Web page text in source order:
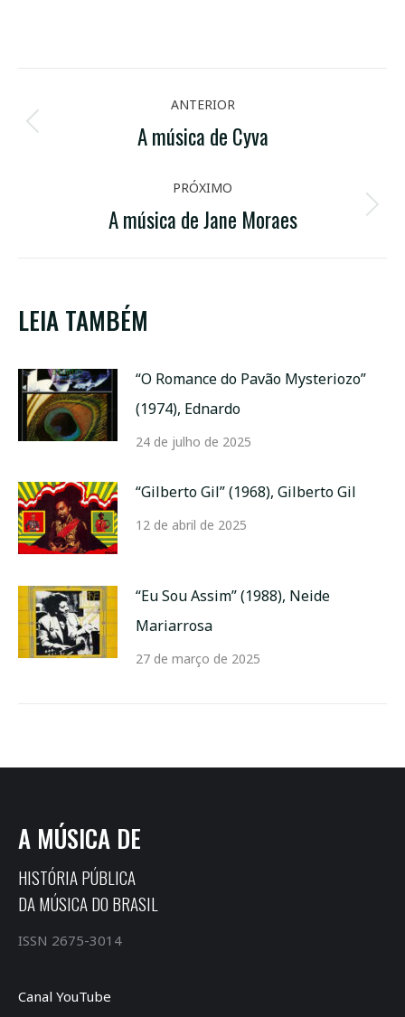
NAVEGAÇÃO
DE
ANTERIOR
Post
A música de Cyva
PRÓXIMO
Próximo
A música de Jane Moraes
LEIA TAMBÉM
“O Romance do Pavão Mysteriozo”
(1974), Ednardo
24 de julho de 2025
“Gilberto Gil” (1968), Gilberto Gil
12 de abril de 2025
“Eu Sou Assim” (1988), Neide
Mariarrosa
27 de março de 2025
A MÚSICA DE
HISTÓRIA PÚBLICA
DA MÚSICA DO BRASIL
ISSN 2675-3014
Canal YouTube